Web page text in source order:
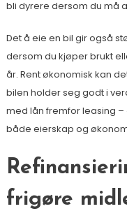
bli dyrere dersom du må
Det å eie en bil gir også
dersom du kjøper brukt
år. Rent økonomisk kan
bilen holder seg godt i
med lån fremfor leasing
både eierskap og
frigøre